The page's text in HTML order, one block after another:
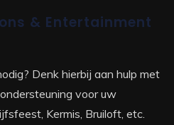
& Entertainment
Denk hierbij aan hulp met
voor uw
Kermis, Bruiloft, etc.